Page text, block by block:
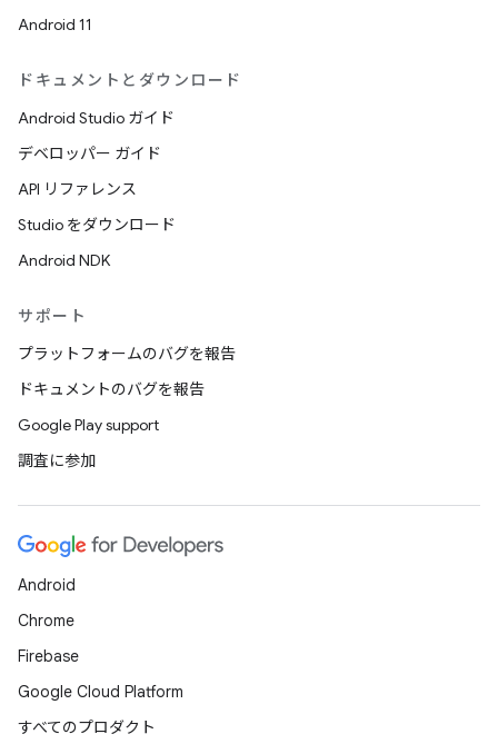
Android 11
ドキュメントとダウンロード
Android Studio ガイド
デベロッパー ガイド
API リファレンス
Studio をダウンロード
Android NDK
サポート
プラットフォームのバグを報告
ドキュメントのバグを報告
Google Play support
調査に参加
Android
Chrome
Firebase
Google Cloud Platform
すべてのプロダクト